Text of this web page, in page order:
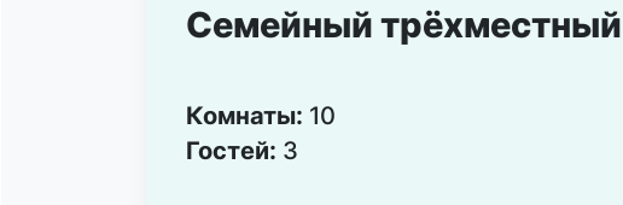
Семейный трёхместный
Комнаты: 10
Гостей: 3